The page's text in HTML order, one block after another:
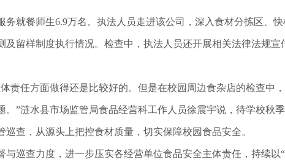
就餐师生6.9万名。执法人员走进该公司，深入食材分拣区、
留样制度执行情况。检查中，执法人员还开展相关法律法规
责任方面做得还是比较好的。但是在校园周边食杂店的检查中
”涟水县市场监管局食品经营科工作人员徐震宇说，待学校秋
查，从源头上把控食材质量，切实保障校园食品安全。
巡查力度，进一步压实各经营单位食品安全主体责任，持续以